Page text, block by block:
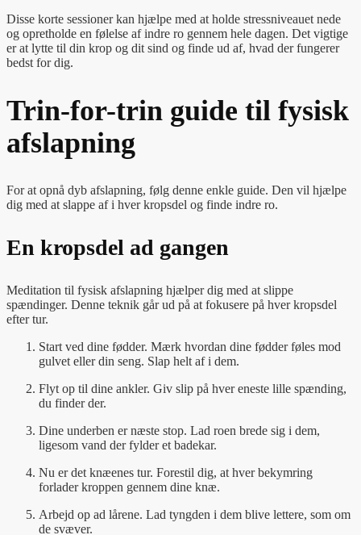
Disse korte sessioner kan hjælpe med at holde stressniveauet nede
og opretholde en følelse af indre ro gennem hele dagen. Det vigtige
er at lytte til din krop og dit sind og finde ud af, hvad der fungerer
bedst for dig.
Trin-for-trin guide til fysisk
afslapning
For at opnå dyb afslapning, følg denne enkle guide. Den vil hjælpe
dig med at slappe af i hver kropsdel og finde indre ro.
En kropsdel ad gangen
Meditation til fysisk afslapning hjælper dig med at slippe
spændinger. Denne teknik går ud på at fokusere på hver kropsdel
efter tur.
Start ved dine fødder. Mærk hvordan dine fødder føles mod
gulvet eller din seng. Slap helt af i dem.
Flyt op til dine ankler. Giv slip på hver eneste lille spænding,
du finder der.
Dine underben er næste stop. Lad roen brede sig i dem,
ligesom vand der fylder et badekar.
Nu er det knæenes tur. Forestil dig, at hver bekymring
forlader kroppen gennem dine knæ.
Arbejd op ad lårene. Lad tyngden i dem blive lettere, som om
de svæver.